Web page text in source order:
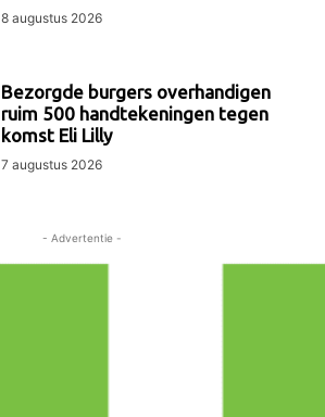
8 augustus 2026
Bezorgde burgers overhandigen
ruim 500 handtekeningen tegen
komst Eli Lilly
7 augustus 2026
- Advertentie -